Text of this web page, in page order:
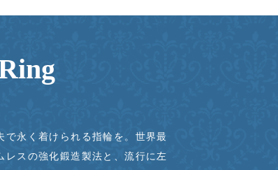
で永く着けられる指輪を。世界最
レスの強化鍛造製法と、流行に左